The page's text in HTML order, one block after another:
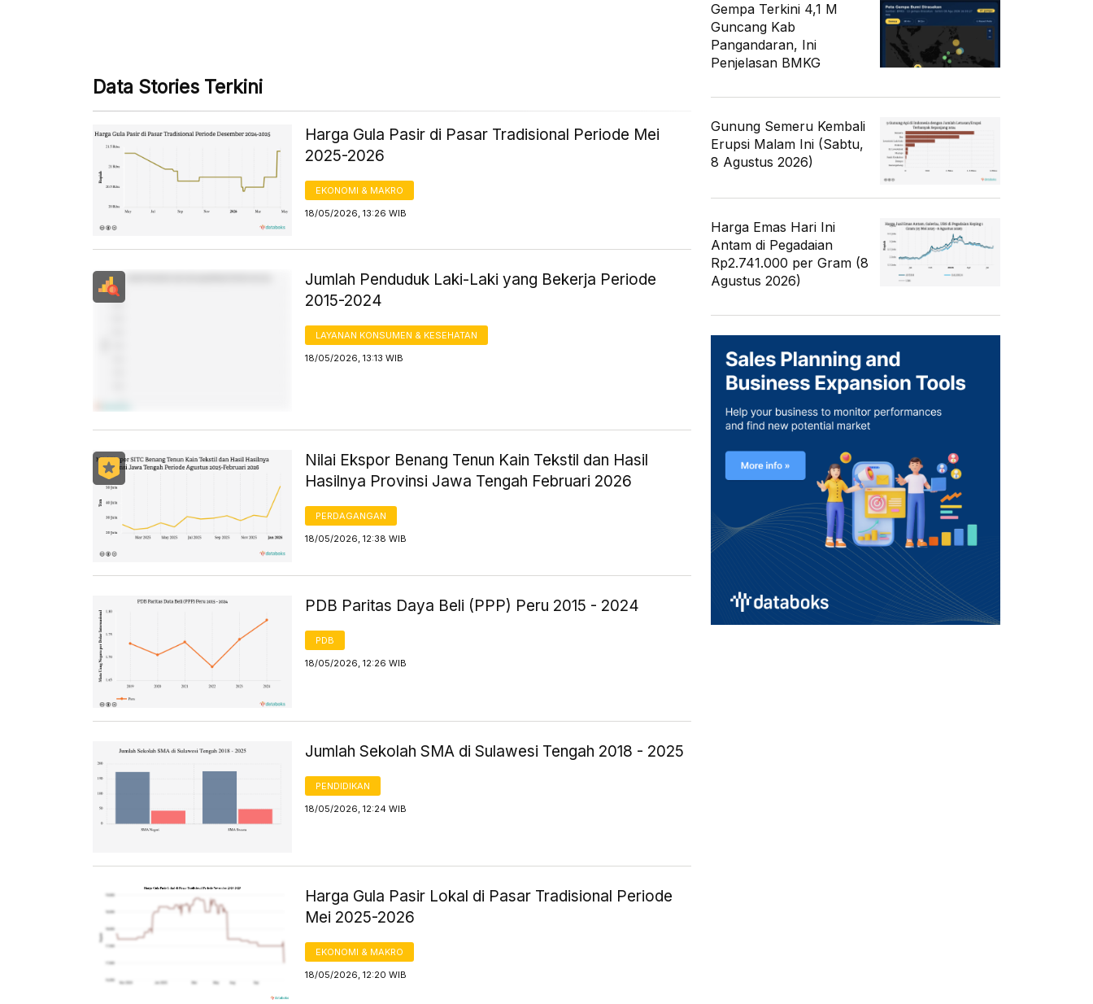
Data Stories Terkini
Harga Gula Pasir di Pasar Tradisional Periode Mei
2025-2026
EKONOMI & MAKRO
18/05/2026, 13:26 WIB
Jumlah Penduduk Laki-Laki yang Bekerja Periode
2015-2024
LAYANAN KONSUMEN & KESEHATAN
18/05/2026, 13:13 WIB
Nilai Ekspor Benang Tenun Kain Tekstil dan Hasil
Hasilnya Provinsi Jawa Tengah Februari 2026
PERDAGANGAN
18/05/2026, 12:38 WIB
PDB Paritas Daya Beli (PPP) Peru 2015 - 2024
PDB
18/05/2026, 12:26 WIB
Jumlah Sekolah SMA di Sulawesi Tengah 2018 - 2025
PENDIDIKAN
18/05/2026, 12:24 WIB
Harga Gula Pasir Lokal di Pasar Tradisional Periode
Mei 2025-2026
EKONOMI & MAKRO
18/05/2026, 12:20 WIB
Gempa Terkini 4,1 M
Guncang Kab
Pangandaran, Ini
Penjelasan BMKG
Gunung Semeru Kembali
Erupsi Malam Ini (Sabtu,
8 Agustus 2026)
Harga Emas Hari Ini
Antam di Pegadaian
Rp2.741.000 per Gram (8
Agustus 2026)